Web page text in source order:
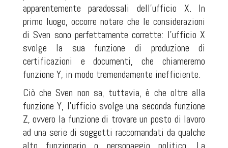
apparentemente paradossali dell'ufficio X. In
primo luogo, occorre notare che le considerazioni
di Sven sono perfettamente corrette: l'ufficio X
svolge la sua funzione di produzione di
certificazioni e documenti, che chiameremo
funzione Y, in modo tremendamente inefficiente.
Ciò che Sven non sa, tuttavia, è che oltre alla
funzione Y, l'ufficio svolge una seconda funzione
Z, ovvero la funzione di trovare un posto di lavoro
ad una serie di soggetti raccomandati da qualche
alto funzionario o personaggio politico. La